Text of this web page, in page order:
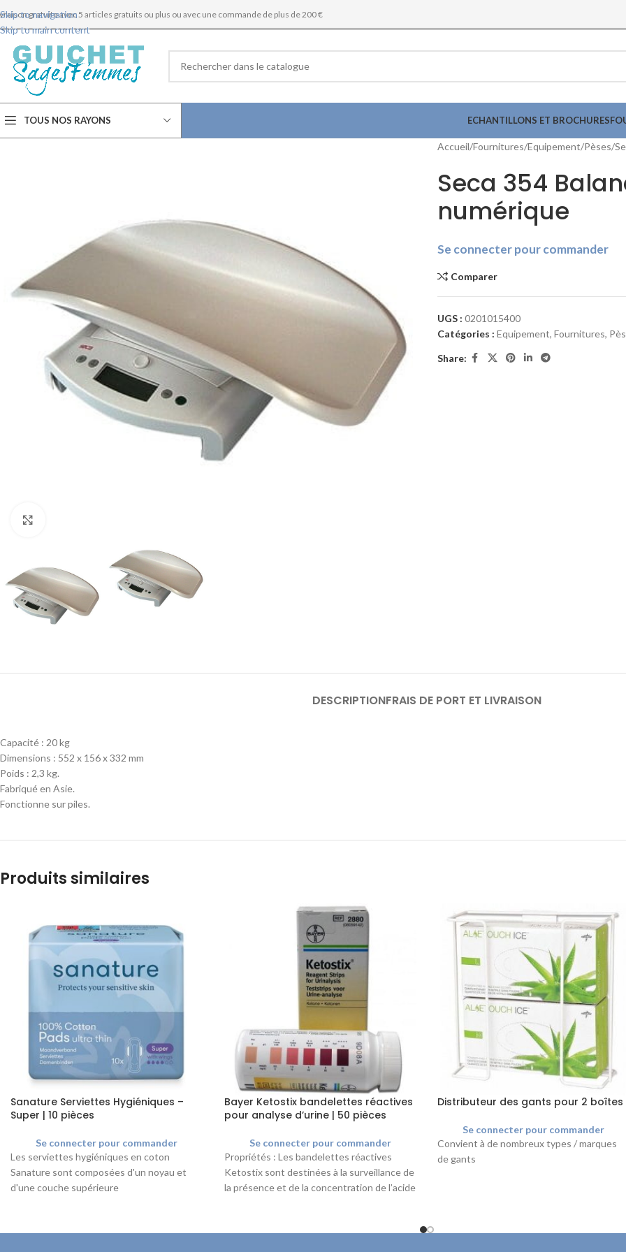
Skip to navigation
Skip to main content
gratuite avec 5 articles gratuits ou plus ou avec une commande de plus de 200 €
TOUS NOS RAYONS ECHANTILLONS ET BROCHURES
Accueil Fournitures Equipement Pèses
Seca 354
numérique
Se connecter pour commander
Comparer
UGS : 0201015400
Catégories : Equipement, Fournitures,
Share:
DESCRIPTIONFRAIS DE PORT ET LIVRAISON
Capacité : 20 kg
Dimensions : 552 x 156 x 332 mm
Poids : 2,3 kg.
Fabriqué en Asie.
Fonctionne sur piles.
Produits similaires
Sanature Serviettes Hygiéniques –
Super | 10 pièces
Se connecter pour commander
Les serviettes hygiéniques en coton
Sanature sont composées d'un noyau et
d'une couche supérieure
ailettes assurent un bon maintien et
Bayer Ketostix bandelettes réactives
pour analyse d’urine | 50 pièces
Se connecter pour commander
Propriétés : Les bandelettes réactives
Ketostix sont destinées à la surveillance de
la présence et de la concentration de l’acide
Distributeur des gants pour 2 boîtes
Se connecter pour commander
Convient à de nombreux types / marques
de gants